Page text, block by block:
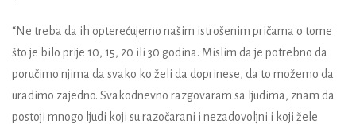
“Ne treba da ih opterećujemo našim istrošenim pričama o tome
što je bilo prije 10, 15, 20 ili 30 godina. Mislim da je potrebno da
poručimo njima da svako ko želi da doprinese, da to možemo da
uradimo zajedno. Svakodnevno razgovaram sa ljudima, znam da
postoji mnogo ljudi koji su razočarani i nezadovoljni i koji žele